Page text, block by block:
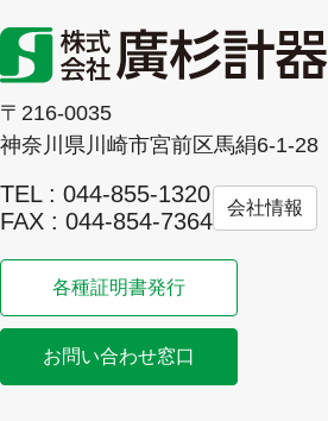
〒216-0035
神奈川県川崎市宮前区馬絹6-1-28
TEL : 044-855-1320
FAX : 044-854-7364
会社情報
各種証明書発行
お問い合わせ窓口